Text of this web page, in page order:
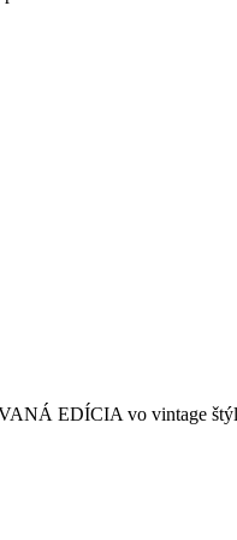
EDÍCIA vo vintage